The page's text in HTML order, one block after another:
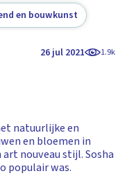
en bouwkunst
26 jul 2021 1.9k
natuurlijke en
en bloemen in
nouveau stijl. Sosha
populair was.